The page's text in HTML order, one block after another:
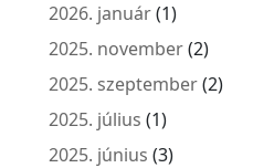
2026. január(1)
2025. november(2)
2025. szeptember(2)
2025. július (1)
2025. június (3)